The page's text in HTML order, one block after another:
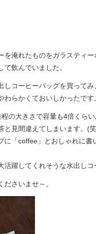
淹れたものをガラスティー
飲んでいました。
コーヒーバッグを買ってみ
らかくておいしかったです
の大きさで容量も4倍くらい
と見間違えてしまいます。(
に「coffee」とおしゃれに
活躍してくれそうな水出し
さいませ～。